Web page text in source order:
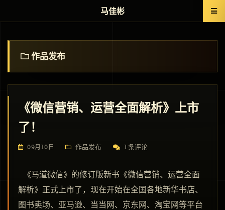
作品发布
《微信营销、运营全面解析》上市
了！
09月10日 作品发布 1条评论
《马道微信》的修订版新书《微信营销、运营全面
解析》正式上市了，现在开始在全国各地新华书店、
图书卖场、亚马逊、当当网、京东网、淘宝网等平台
马佳彬